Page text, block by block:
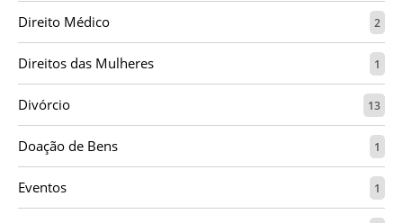
Direito Médico 2
Direitos das Mulheres 1
Divórcio 13
Doação de Bens 1
Eventos 1